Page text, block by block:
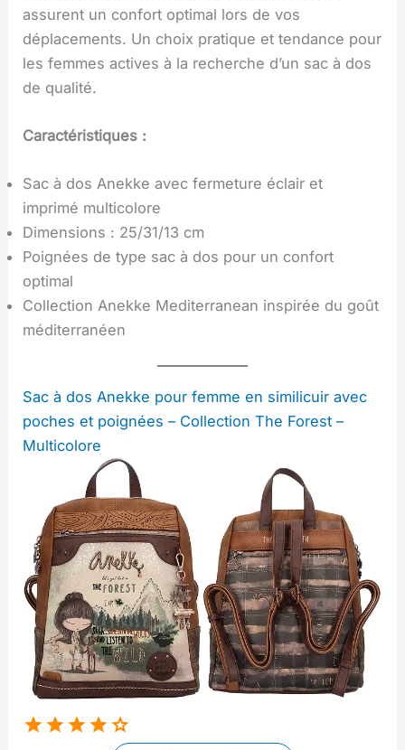
assurent un confort optimal lors de vos
déplacements. Un choix pratique et tendance pour
les femmes actives à la recherche d’un sac à dos
de qualité.
Caractéristiques :
Sac à dos Anekke avec fermeture éclair et
imprimé multicolore
Dimensions : 25/31/13 cm
Poignées de type sac à dos pour un confort
optimal
Collection Anekke Mediterranean inspirée du goût
méditerranéen
Sac à dos Anekke pour femme en similicuir avec
poches et poignées – Collection The Forest –
Multicolore